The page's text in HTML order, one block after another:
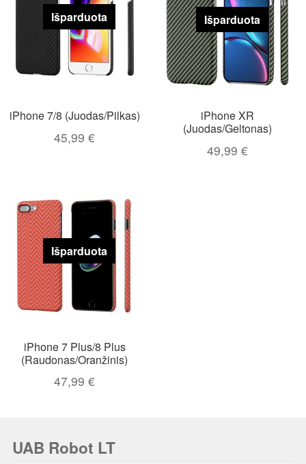
Išparduota
iPhone 7/8 (Juodas/Pilkas)
45,99€
Išparduota
iPhone XR
(Juodas/Geltonas)
49,99€
Išparduota
iPhone 7 Plus/8 Plus
(Raudonas/Oranžinis)
47,99€
UAB Robot LT